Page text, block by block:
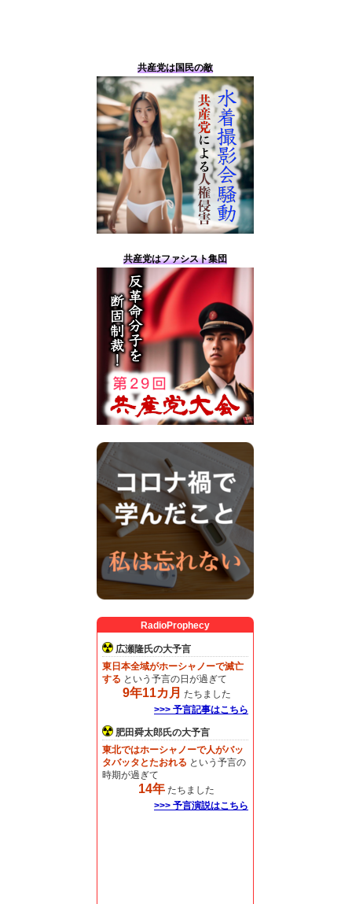
共産党は国民の敵
共産党はファシスト集団